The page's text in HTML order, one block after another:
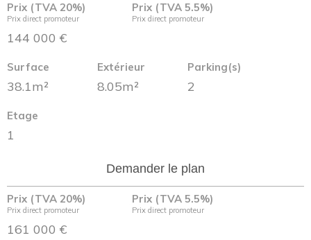
Prix (TVA 20%)
Prix direct promoteur
144 000 €
Prix (TVA 5.5%)
Prix direct promoteur
Surface
38.1m²
Extérieur
8.05m²
Parking(s)
2
Etage
1
Demander le plan
Prix (TVA 20%)
Prix direct promoteur
161 000 €
Prix (TVA 5.5%)
Prix direct promoteur